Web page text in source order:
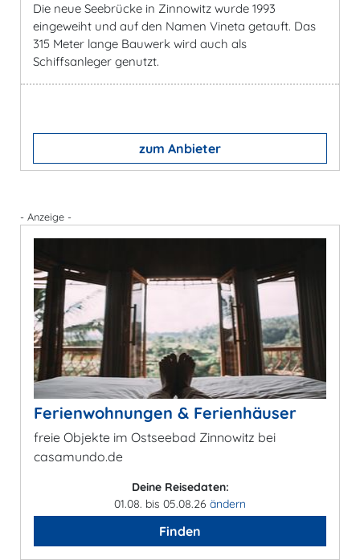
Die neue Seebrücke in Zinnowitz wurde 1993
eingeweiht und auf den Namen Vineta getauft. Das
315 Meter lange Bauwerk wird auch als
Schiffsanleger genutzt.
zum Anbieter
- Anzeige -
Ferienwohnungen & Ferienhäuser
freie Objekte im Ostseebad Zinnowitz bei
casamundo.de
Deine Reisedaten:
01.08. bis 05.08.26 ändern
Finden